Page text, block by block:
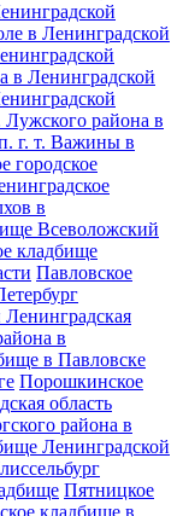
в Ленинградской
в Ленинградской
района в
г. т. Важины в
городское
в
Всеволожский
кладбище
Павловское
в
в Павловске
Порошкинское
область
района в
Ленинградской
Пятницкое
кладбище в